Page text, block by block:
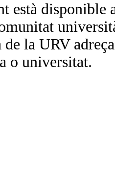
està
la URV
o universitat.